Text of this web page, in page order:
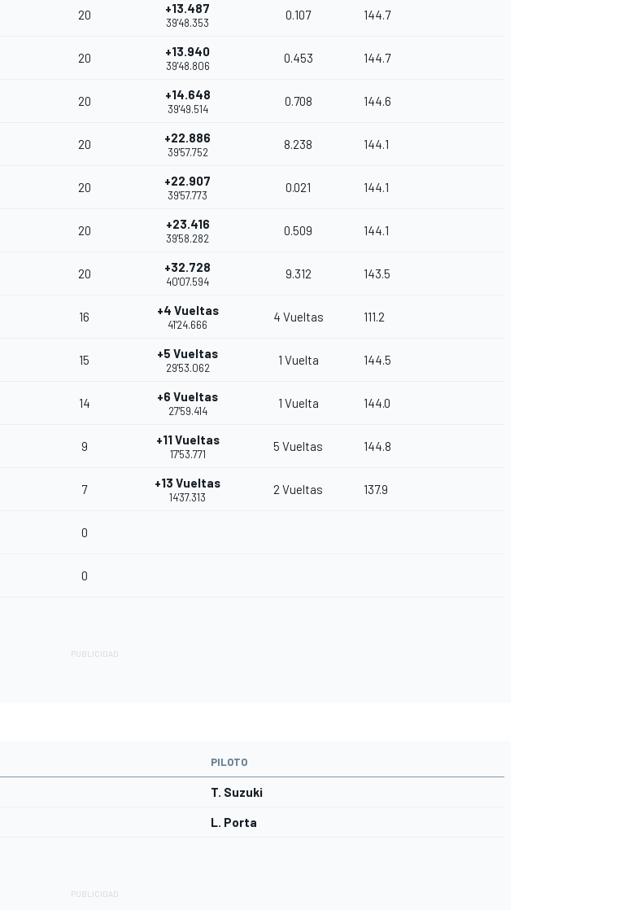
20 +13.487
39'48.353
0.107 144.7
20 +13.940
39'48.806
0.453 144.7
20 +14.648
39'49.514
0.708 144.6
20 +22.886
39'57.752
8.238 144.1
20 +22.907
39'57.773
0.021 144.1
20 +23.416
39'58.282
0.509 144.1
20 +32.728
40'07.594
9.312 143.5
16 +4 Vueltas
41'24.666
4 Vueltas 111.2
15 +5 Vueltas
29'53.062
1 Vuelta 144.5
14 +6 Vueltas
27'59.414
1 Vuelta 144.0
9 +11 Vueltas
17'53.771
5 Vueltas 144.8
7 +13 Vueltas
14'37.313
2 Vueltas 137.9
0
0
PILOTO
T. Suzuki
L. Porta